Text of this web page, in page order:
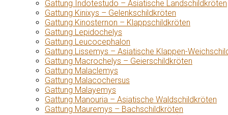
Gattung Indotestudo – Asiatische Landschildkröten
Gattung Kinixys – Gelenkschildkröten
Gattung Kinosternon – Klappschildkröten
Gattung Lepidochelys
Gattung Leucocephalon
Gattung Lissemys – Asiatische Klappen-
Gattung Macrochelys – Geierschildkröten
Gattung Malaclemys
Gattung Malacochersus
Gattung Malayemys
Gattung Manouria – Asiatische Waldschildkröten
Gattung Mauremys – Bachschildkröten